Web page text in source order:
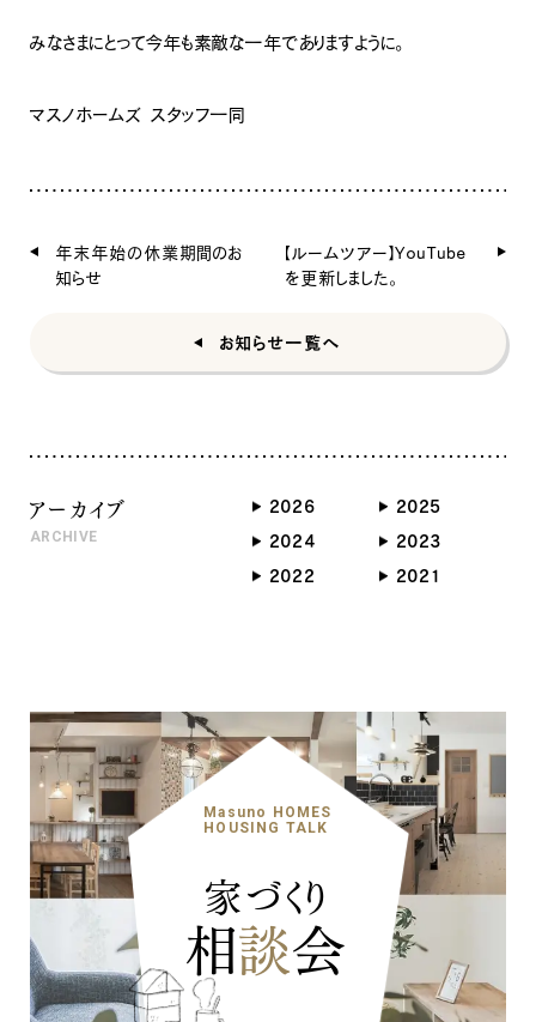
みなさまにとって今年も素敵な一年でありますように。
マスノホームズ スタッフ一同
年末年始の休業期間のお
知らせ
【ルームツアー】YouTube
を更新しました。
お知らせ一覧へ
アーカイブ
ARCHIVE
2026
2025
2024
2023
2022
2021
Masuno HOMES
HOUSING TALK
家づくり
相談会